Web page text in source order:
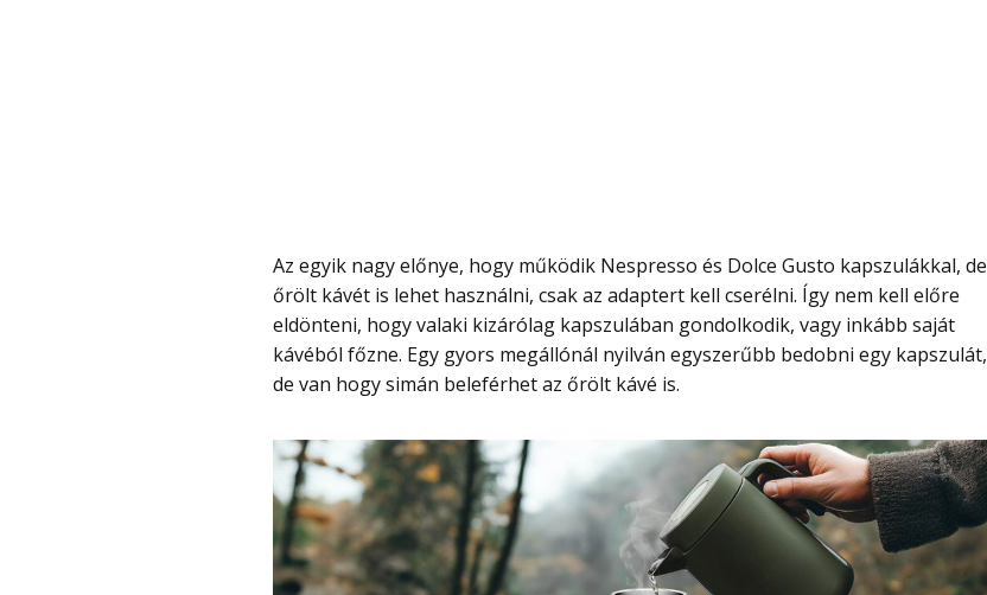
Az egyik nagy előnye, hogy működik Nespresso és Dolce Gusto kapszulákkal, de
őrölt kávét is lehet használni, csak az adaptert kell cserélni. Így nem kell előre
eldönteni, hogy valaki kizárólag kapszulában gondolkodik, vagy inkább saját
kávéból főzne. Egy gyors megállónál nyilván egyszerűbb bedobni egy kapszulát,
de van hogy simán beleférhet az őrölt kávé is.